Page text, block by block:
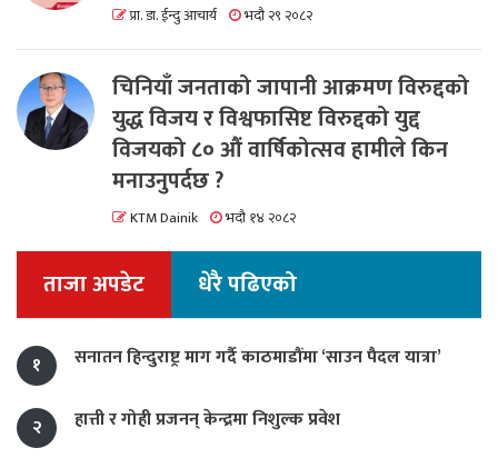
प्रा. डा. ईन्दु आचार्य भदौ २९ २०८२
चिनियाँ जनताको जापानी आक्रमण विरुद्दको
युद्ध विजय र विश्वफासिष्ट विरुद्दको युद्द
विजयको ८० औं वार्षिकोत्सव हामीले किन
मनाउनुपर्दछ ?
KTM Dainik भदौ १४ २०८२
ताजा अपडेट धेरै पढिएको
१ सनातन हिन्दुराष्ट्र माग गर्दै काठमाडौंमा ‘साउन पैदल यात्रा’
२ हात्ती र गोही प्रजनन् केन्द्रमा निशुल्क प्रवेश